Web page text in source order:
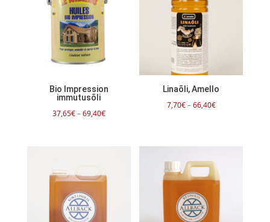
Bio Impression
immutusõli
37,65€–69,40€Hinnavahemik:
Linaõli, Amello
7,70€–66,40€Hinnavahemik: